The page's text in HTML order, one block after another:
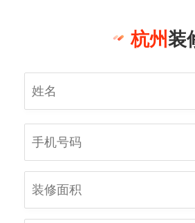
杭州装